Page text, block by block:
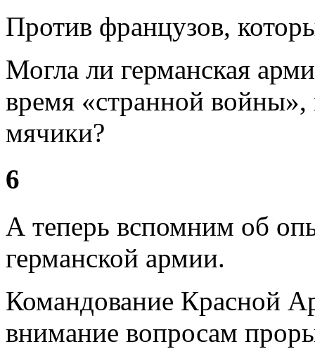
Против французов,
Могла ли германская
время «странной
мячики?
6
А теперь вспомним об
германской армии.
Командование Красной
внимание вопросам